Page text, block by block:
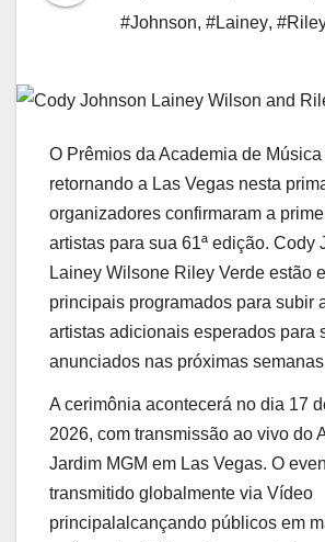
#Johnson, #Lainey,
O Prêmios da Academia de
retornando a Las Vegas nesta
organizadores confirmaram a
artistas para sua 61ª edição. Cody
Lainey Wilsone Riley Verde estão
principais programados para subir
artistas adicionais esperados para
anunciados nas próximas
A cerimônia acontecerá no dia 17
2026, com transmissão ao vivo do
Jardim MGM em Las Vegas. O
transmitido globalmente via Vídeo
principal alcançando públicos em